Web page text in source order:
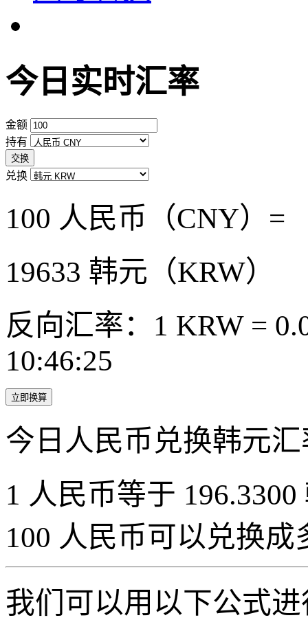
今日实时汇率
金额
持有
交换
兑换
100 人民币（CNY）=
19633 韩元（KRW）
反向汇率：1 KRW =
10:46:25
立即换算
今日人民币兑换韩元
1 人民币等于
100 人民币可以兑换成
我们可以用以下公式